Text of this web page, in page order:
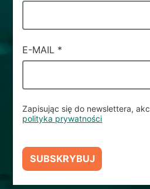
E-MAIL *
Zapisując się do newslettera,
polityka prywatności
SUBSKRYBUJ